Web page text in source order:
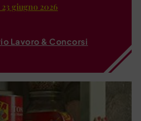
giugno 2026
Lavoro & Concorsi